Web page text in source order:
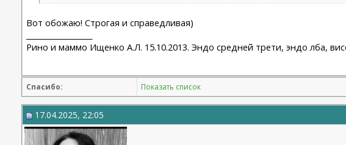
Вот обожаю! Строгая и справедливая)
Рино и маммо Ищенко А.Л. 15.10.2013. Эндо средней трети, эндо лба,
Спасибо: Показать список
17.04.2025, 22:05